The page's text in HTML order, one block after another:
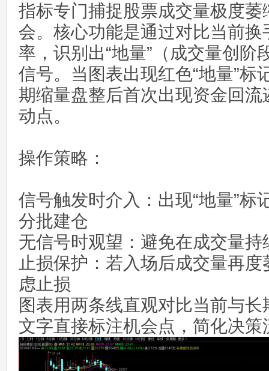
指标专门捕捉股票成交量极度
会。核心功能是通过对比当前
率，识别出“地量”（成交量创阶
信号。当图表出现红色“地量”标
期缩量盘整后首次出现资金回
动点。
操作策略：‌
信号触发时介入‌：出现“地量”标
分批建仓
无信号时观望‌：避免在成交量
止损保护‌：若入场后成交量再
虑止损
图表用两条线直观对比当前与
文字直接标注机会点，简化决策